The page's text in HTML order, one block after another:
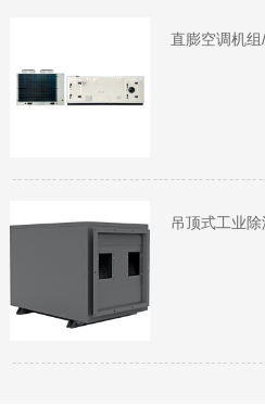
直膨空调机
吊顶式工业除